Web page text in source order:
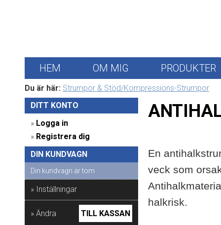
HEM OM MIG PRODUKTER
Du är här: Strumpor & Stöd/Kompressions-Strumpor
DITT KONTO
» Logga in
» Registrera dig
DIN KUNDVAGN
Din kundvagn är tom
» Inställningar
» Ändra TILL KASSAN
En
veck som
halkrisk.